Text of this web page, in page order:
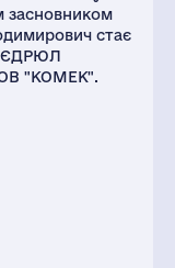
засновником
стає
ЄДРЮЛ
"КОМЕК".